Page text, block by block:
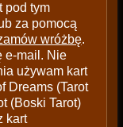
pod tym
za pomocą
wróżbę.
e-mail. Nie
używam kart
Dreams (Tarot
(Boski Tarot)
kart